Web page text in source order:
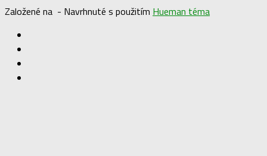
Založené na - Navrhnuté s použitím Hueman téma